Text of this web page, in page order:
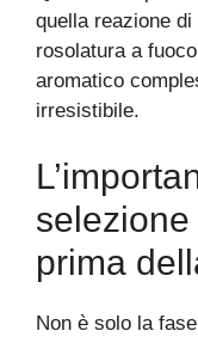
quella reazione
rosolatura a
aromatico
irresistibile.
prima
Non è solo la